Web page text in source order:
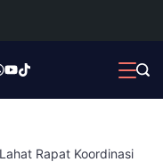
Rapat Koordinasi